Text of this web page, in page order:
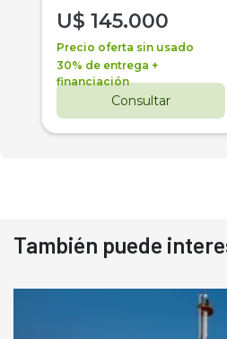
U$ 145.000
Precio oferta sin usado
30% de entrega +
financiación
Consultar
También puede